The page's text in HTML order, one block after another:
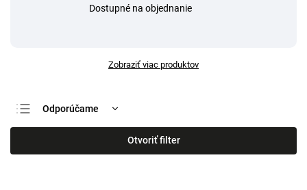
Dostupné na objednanie
Zobraziť viac produktov
Odporúčame
Najlacnejšie
Najdrahšie
Otvoriť filter